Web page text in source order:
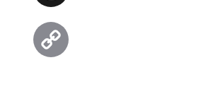
Threads